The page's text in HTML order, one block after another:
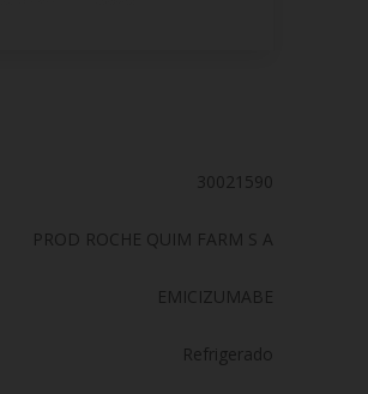
30021590
PROD ROCHE QUIM FARM S A
EMICIZUMABE
Refrigerado